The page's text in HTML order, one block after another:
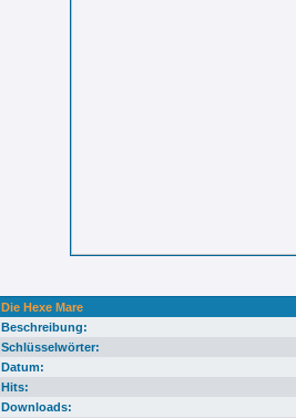
Die Hexe Mare
Beschreibung:
Schlüsselwörter:
Datum:
Hits:
Downloads: